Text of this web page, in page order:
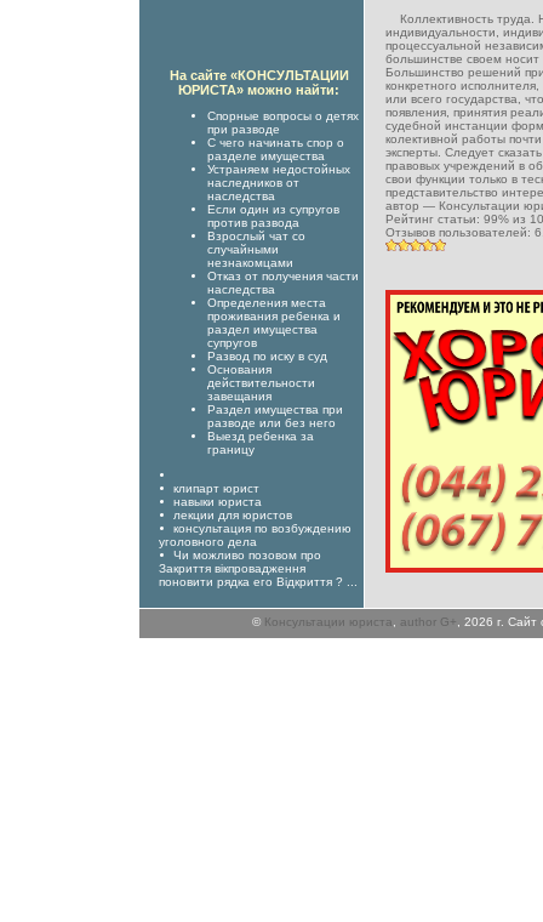
Коллективность труда.
индивидуальности,
процессуальной
большинстве своем
Большинство решений
конкретного
или всего государства,
появления, принятия
судебной инстанции
колективной работы
эксперты. Следует
правовых учреждений в
свои функции только в
представительство
автор — Консультации
Рейтинг статьи: 99% из
Отзывов пользователей: 6
На сайте «КОНСУЛЬТАЦИИ
ЮРИСТА» можно найти:
Спорные вопросы о детях
при разводе
С чего начинать спор о
разделе имущества
Устраняем недостойных
наследников от
наследства
Если один из супругов
против развода
Взрослый чат со
случайными
незнакомцами
Отказ от получения части
наследства
Определения места
проживания ребенка и
раздел имущества
супругов
Развод по иску в суд
Основания
действительности
завещания
Раздел имущества при
разводе или без него
Выезд ребенка за
границу
клипарт юрист
навыки юриста
лекции для юристов
консультация по возбуждению
уголовного дела
Чи можливо позовом про
Закриття вікпровадження
поновити рядка его Відкриття ? ...
© Консультации юриста author G+ , 2026 г.